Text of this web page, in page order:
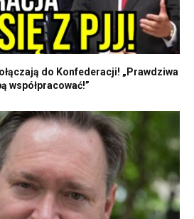
do Konfederacji! „Prawdziwa
współpracować!”